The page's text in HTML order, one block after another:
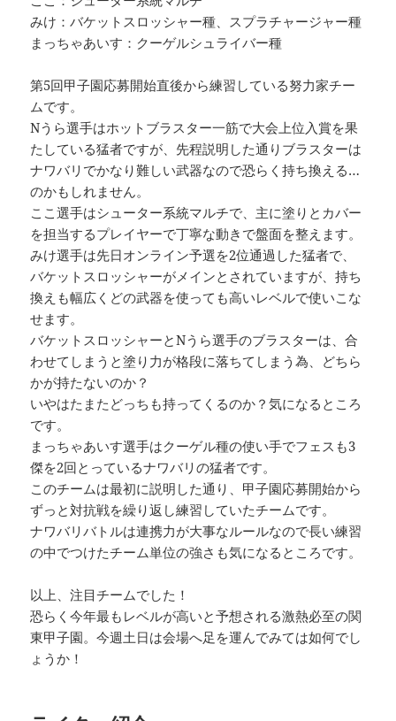
みけ：バケットスロッシャー種、スプラチャージャー種
まっちゃあいす：クーゲルシュライバー種
第5回甲子園応募開始直後から練習している努力家チー
ムです。
Nうら選手はホットブラスター一筋で大会上位入賞を果
たしている猛者ですが、先程説明した通りブラスターは
ナワバリでかなり難しい武器なので恐らく持ち換える…
のかもしれません。
ここ選手はシューター系統マルチで、主に塗りとカバー
を担当するプレイヤーで丁寧な動きで盤面を整えます。
みけ選手は先日オンライン予選を2位通過した猛者で、
バケットスロッシャーがメインとされていますが、持ち
換えも幅広くどの武器を使っても高いレベルで使いこな
せます。
バケットスロッシャーとNうら選手のブラスターは、合
わせてしまうと塗り力が格段に落ちてしまう為、どちら
かが持たないのか？
いやはたまたどっちも持ってくるのか？気になるところ
です。
まっちゃあいす選手はクーゲル種の使い手でフェスも3
傑を2回とっているナワバリの猛者です。
このチームは最初に説明した通り、甲子園応募開始から
ずっと対抗戦を繰り返し練習していたチームです。
ナワバリバトルは連携力が大事なルールなので長い練習
の中でつけたチーム単位の強さも気になるところです。
以上、注目チームでした！
恐らく今年最もレベルが高いと予想される激熱必至の関
東甲子園。今週土日は会場へ足を運んでみては如何でし
ょうか！